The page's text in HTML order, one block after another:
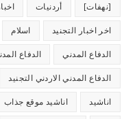
[نهفات] أردنيات
اخر اخبار التجنيد اسلام
الدفاع المدني الدفاع
الدفاع المدني الاردني التجنيد
اناشيد اناشيد موقع جذاب